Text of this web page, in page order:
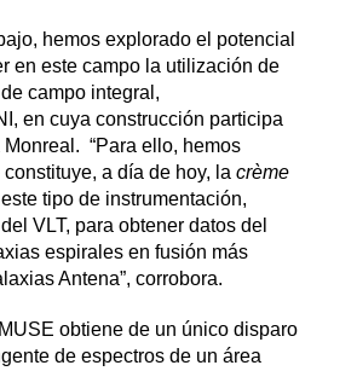
hemos explorado el potencial
en este campo la utilización de
campo integral,
en cuya construcción participa
Monreal. “Para ello, hemos
a día de hoy, la crème
tipo de instrumentación,
VLT, para obtener datos del
espirales en fusión más
Antena”, corrobora.
obtiene de un único disparo
de espectros de un área